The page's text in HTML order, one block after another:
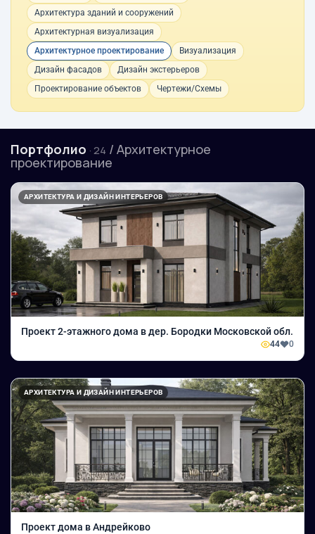
Архитектура зданий и сооружений
Архитектурная визуализация
Архитектурное проектирование
Визуализация
Дизайн фасадов
Дизайн экстерьеров
Проектирование объектов
Чертежи/Схемы
Портфолио · 24 / Архитектурное
проектирование
АРХИТЕКТУРА И ДИЗАЙН ИНТЕРЬЕРОВ
Проект 2-этажного дома в дер. Бородки Московской обл.
44 0
АРХИТЕКТУРА И ДИЗАЙН ИНТЕРЬЕРОВ
Проект дома в Андрейково